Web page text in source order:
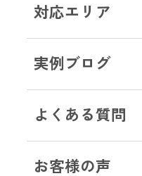
対応エリア
実例ブログ
よくある質問
お客様の声
一人暮らしを
ているとの連
状態で、とて
況ではありま
だきました。